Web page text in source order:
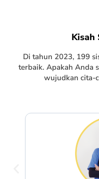
Kisah
Di tahun 2023, 199
terbaik. Apakah Anda
wujudkan cita-